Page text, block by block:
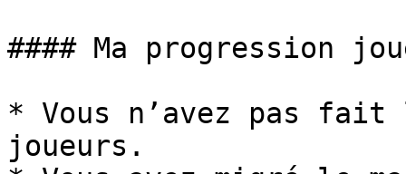
#### Ma progression
* Vous n’avez pas fait
joueurs.